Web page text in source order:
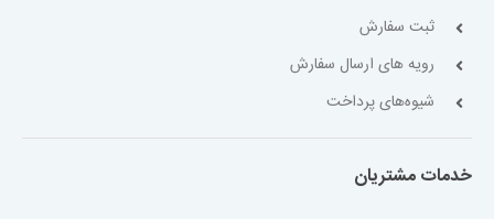
ثبت سفارش
رویه های ارسال سفارش
شیوه‌های پرداخت
خدمات مشتریان